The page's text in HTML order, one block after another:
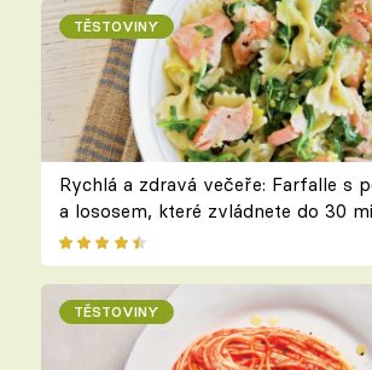
TĚSTOVINY
Rychlá a zdravá večeře: Farfalle s
a lososem, které zvládnete do 30
TĚSTOVINY